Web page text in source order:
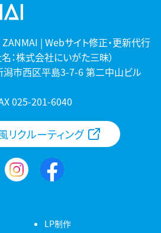
| Webサイト修正・更新代行
：株式会社にいがた三昧）
市西区平島3-7-6 第二中山ビル
025-201-6040
リクルーティング
LP制作